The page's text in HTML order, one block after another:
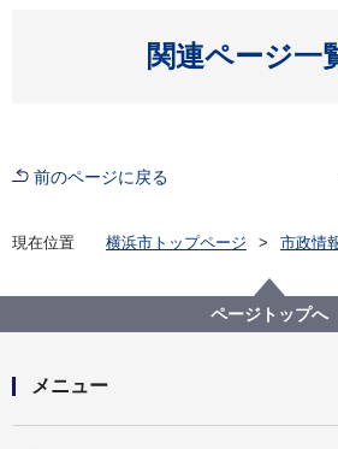
関連ページ一
開く
前のページに戻る
現在位置 横浜市トップページ
市政情
脱炭素・GREEN×EXPO推進局
記者発表 2025年度
九都県市 「エコなライフスタイ
ページトップへ
メニュー